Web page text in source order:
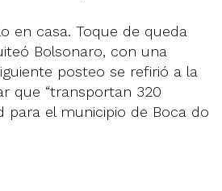
en casa. Toque de queda
Bolsonaro, con una
posteo se refirió a la
que “transportan 320
para el municipio de Boca do